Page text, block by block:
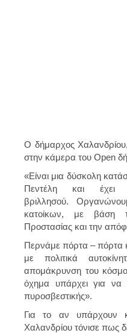
Ο δήμαρχος
στην κάμερα του Οpen
«Είναι μια δύσκολη
Πεντέλη και
βριλλησού.
κατοίκων, με βάση
Προστασίας και την
Περνάμε πόρτα – πόρτα
με πολιτικά
απομάκρυνση του
όχημα υπάρχει για να
πυροσβεστικής».
Για το αν υπάρχουν
Χαλανδρίου τόνισε πως